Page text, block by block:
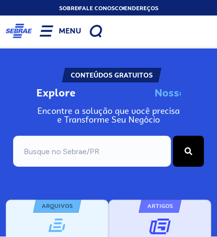
SOBREFALE CONOSCOENDEREÇOS
MENU
CONTEÚDOS GRATUITOS
Explore Nosso
Encontre a solução que você precisa
e Transforme Seu Negócio
ARQUIVOS ARTIGOS